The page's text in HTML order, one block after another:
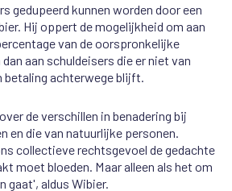
gedupeerd kunnen worden door een
Hij oppert de mogelijkheid om aan
van de oorspronkelijke
aan schuldeisers die er niet van
betaling achterwege blijft.
de verschillen in benadering bij
en die van natuurlijke personen.
collectieve rechtsgevoel de gedachte
moet bloeden. Maar alleen als het om
gaat', aldus Wibier.